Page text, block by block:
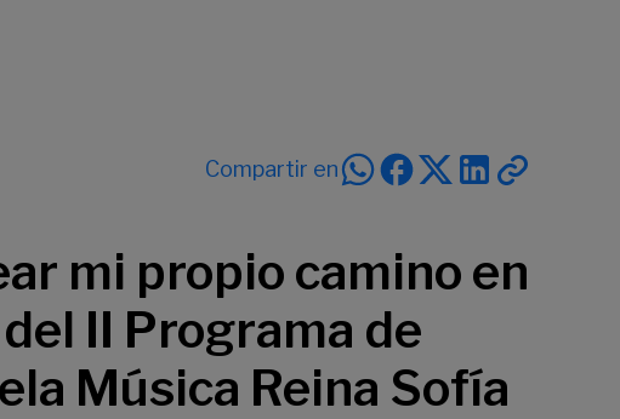
Compartir en
mi propio camino en
II Programa de
Música Reina Sofía